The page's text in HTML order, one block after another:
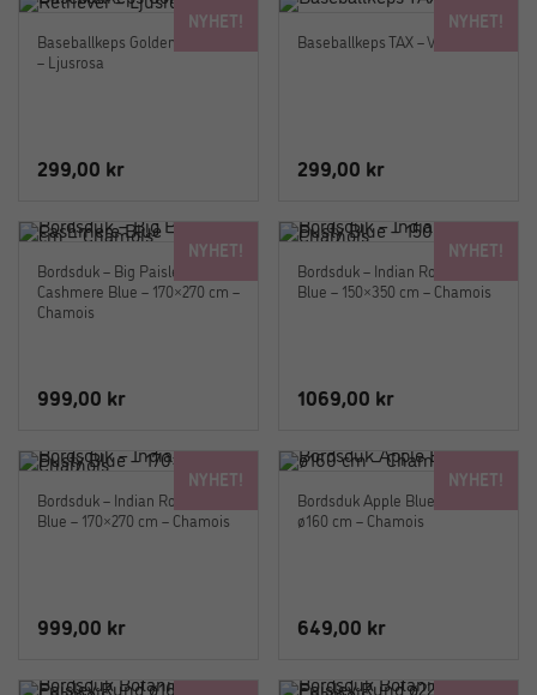
NYHET!
Baseballkeps Golden Retriever
– Ljusrosa
299,00 kr
NYHET!
Baseballkeps TAX – Vit
299,00 kr
NYHET!
Bordsduk – Big Paisley
Cashmere Blue – 170×270 cm –
Chamois
999,00 kr
NYHET!
Bordsduk – Indian Rose Dusty
Blue – 150×350 cm – Chamois
1069,00 kr
NYHET!
Bordsduk – Indian Rose Dusty
Blue – 170×270 cm – Chamois
999,00 kr
NYHET!
Bordsduk Apple Blue Rund
ø160 cm – Chamois
649,00 kr